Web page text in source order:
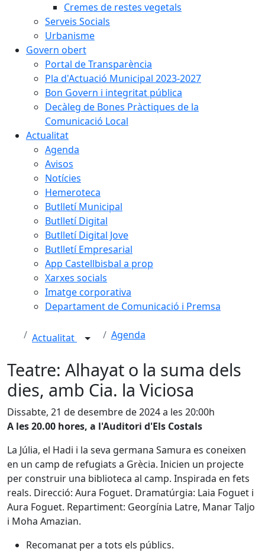
Cremes de restes vegetals
Serveis Socials
Urbanisme
Govern obert
Portal de Transparència
Pla d'Actuació Municipal 2023-2027
Bon Govern i integritat pública
Decàleg de Bones Pràctiques de la
Comunicació Local
Actualitat
Agenda
Avisos
Notícies
Hemeroteca
Butlletí Municipal
Butlletí Digital
Butlletí Digital Jove
Butlletí Empresarial
App Castellbisbal a prop
Xarxes socials
Imatge corporativa
Departament de Comunicació i Premsa
Actualitat Agenda
Teatre: Alhayat o la suma dels
dies, amb Cia. la Viciosa
Dissabte, 21 de desembre de 2024 a les 20:00h
A les 20.00 hores, a l'Auditori d'Els Costals
La Júlia, el Hadi i la seva germana Samura es coneixen
en un camp de refugiats a Grècia. Inicien un projecte
per construir una biblioteca al camp. Inspirada en fets
reals. Direcció: Aura Foguet. Dramatúrgia: Laia Foguet i
Aura Foguet. Repartiment: Georgínia Latre, Manar Taljo
i Moha Amazian.
Recomanat per a tots els públics.